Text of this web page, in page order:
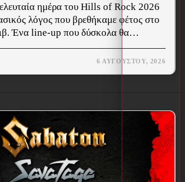
ημέρα του Hills of Rock 2026
λόγος που βρεθήκαμε φέτος στο
Ένα line-up που δύσκολα θα…
6 ΑΥΓΟΎΣΤΟΥ, 2026